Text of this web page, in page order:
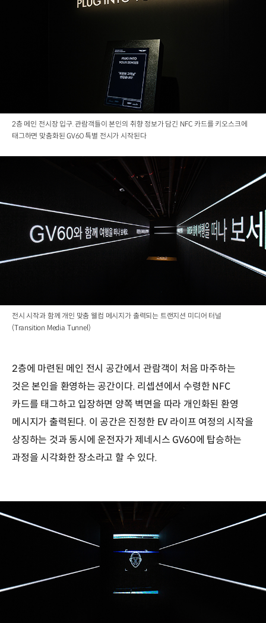
2층 메인 전시장 입구. 관람객들이 본인의 취향 정보가 담긴 NFC 카드를 키오스크에
태그하면 맞춤화된 GV60 특별 전시가 시작된다
전시 시작과 함께 개인 맞춤 웰컴 메시지가 출력되는 트랜지션 미디어 터널
(Transition Media Tunnel)
2층에 마련된 메인 전시 공간에서 관람객이 처음 마주하는
것은 본인을 환영하는 공간이다. 리셉션에서 수령한 NFC
카드를 태그하고 입장하면 양쪽 벽면을 따라 개인화된 환영
메시지가 출력된다. 이 공간은 진정한 EV 라이프 여정의 시작을
상징하는 것과 동시에 운전자가 제네시스 GV60에 탑승하는
과정을 시각화한 장소라고 할 수 있다.